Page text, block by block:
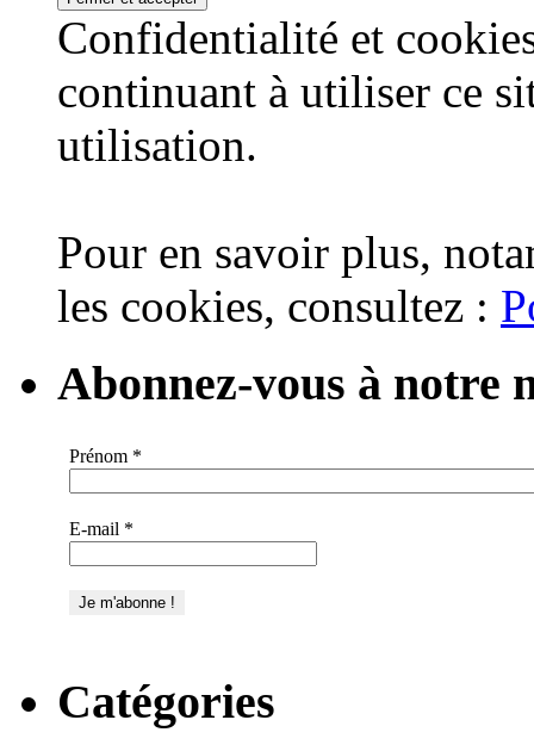
Confidentialité et
continuant à utiliser ce
utilisation.
Pour en savoir plus,
les cookies, consultez :
Abonnez-vous à notre
Prénom *
E-mail *
Catégories